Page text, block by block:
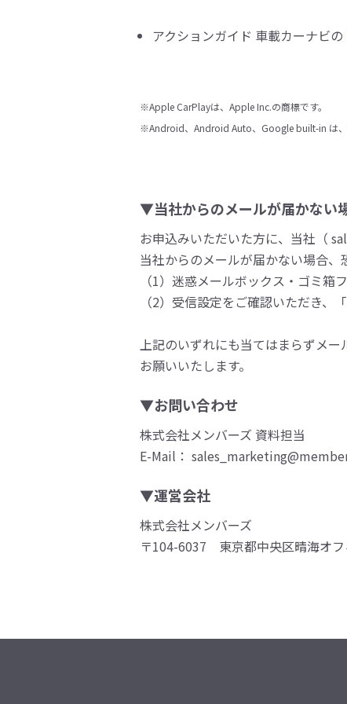
アクションガイド 車載カーナビ
※Apple CarPlayは、Apple Inc.の商標です。
※Android、Android Auto、Google built-in は、
▼当社からのメールが届かない
お申込みいただいた方に、当社（
当社からのメールが届かない場合、
（1）迷惑メールボックス・ゴミ箱
（2）受信設定をご確認いただき
上記のいずれにも当てはまらずメ
お願いいたします。
▼お問い合わせ
株式会社メンバーズ 資料担当
E-Mail：
▼運営会社
株式会社メンバーズ
〒104-6037 東京都中央区晴海オフ